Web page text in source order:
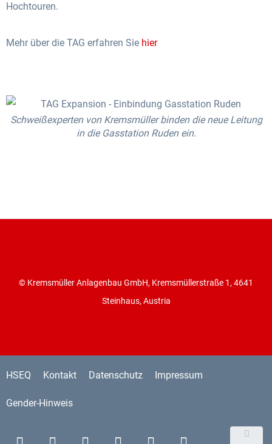
Hochtouren.
Mehr über die TAG erfahren Sie hier
Schweißexperten von Kremsmüller binden die neue Leitung
in die Gasstation Ruden ein.
© Kremsmüller Anlagenbau GmbH, Kremsmüllerstraße 1, 4641
Steinhaus, Austria
HSEQ Kontakt Datenschutz Impressum
Gender-Hinweis